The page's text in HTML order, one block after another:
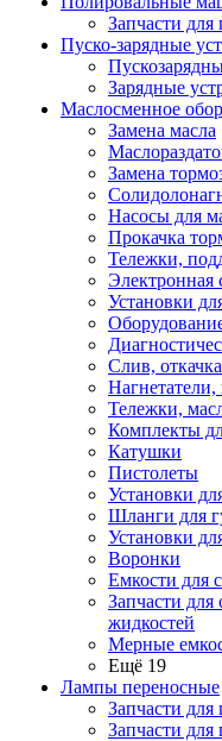
Запчасти
Пуско-зарядные
Зарядные
Маслосменное
Замена масла
Замена
Насосы для
Прокачка
Тележки,
Электронная
Установки
Слив, откачка
Тележки,
Комплекты
Катушки
Пистолеты
Установки
Шланги для
Установки
Воронки
Емкости для
Запчасти для
жидкостей
Мерные
Ещё 19
Лампы переносные
Запчасти
Запчасти